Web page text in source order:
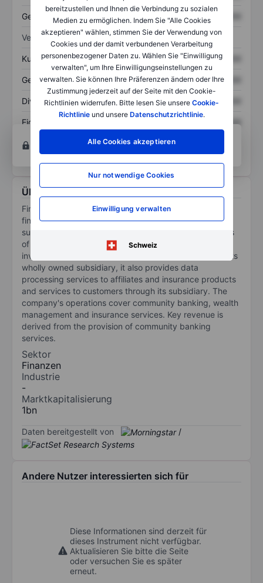
bereitzustellen und Ihnen die Verbindung zu sozialen
Medien zu ermöglichen. Indem Sie "Alle Cookies
akzeptieren" wählen, stimmen Sie der Verwendung von
Cookies und der damit verbundenen Verarbeitung
personenbezogener Daten zu. Wählen Sie "Einwilligung
verwalten", um Ihre Einwilligungseinstellungen zu
verwalten. Sie können Ihre Präferenzen ändern oder Ihre
Zustimmung jederzeit auf der Seite mit den Cookie-
Richtlinien widerrufen. Bitte lesen Sie unsere Cookie-
Richtlinieund unsere Datenschutzrichtlinie.
Alle Cookies akzeptieren
Nur notwendige Cookies
Einwilligung verwalten
Schweiz
Gesamtschulden XXXXXXX
Verhältnisse
Kurs/Umsatz XXXXXXX XXXXXXX
Gewinn je Aktie XXXXXXX XXXXXXX
Dividende je Aktie XXXXXXX XXXXXXX
Eigenkapitalrendite
XXXXXXX
Konto eröffnenum Zugriff auf mehr Diagramm-
und Analyse-Tools zu erhalten.
Über First Mid Bancshares Inc.
First Mid Bancshares Inc is a United States based
financial holding company. Through its wholly-owned
subsidiary, First Mid Bank, it is engaged in the business
of banking. The Company offers trust, farm services,
investment services, and retirement planning through its
wholly owned subsidiary, it also provides data
processing services to affiliates and insurance products
and services to customers through its subsidiary. The
company's operations cover community banking, wealth
management and insurance services. Key revenue is
derived from the provision of community banking
services.
Sektor
Finanzen
Industrie
-
Marktkapitalisierung
1bn
Daten bereitgestellt von /
Andere Nutzer interessierten sich für
Diese Informationen sind derzeit für
dieses Instrument nicht verfügbar.
Aktualisieren Sie bitte die Seite
oder versuchen Sie es später
erneut.